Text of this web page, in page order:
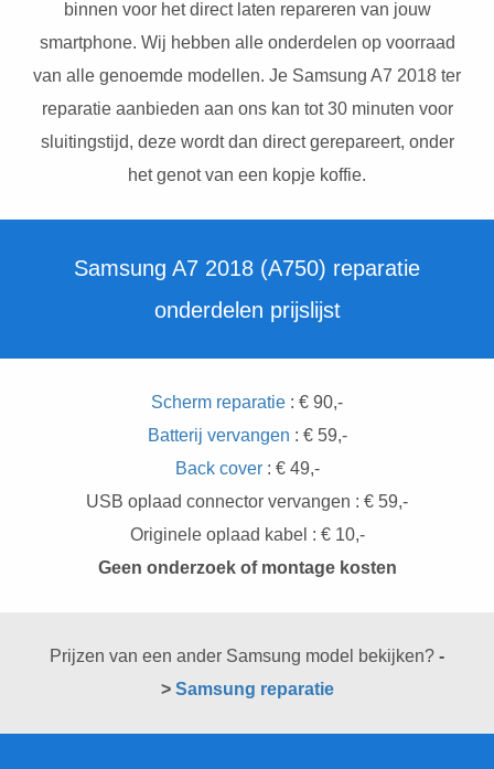
binnen voor het direct laten repareren van jouw
smartphone. Wij hebben alle onderdelen op voorraad
van alle genoemde modellen. Je Samsung A7 2018 ter
reparatie aanbieden aan ons kan tot 30 minuten voor
sluitingstijd, deze wordt dan direct gerepareert, onder
het genot van een kopje koffie.
Samsung A7 2018 (A750) reparatie
onderdelen prijslijst
Scherm reparatie : € 90,-
Batterij vervangen : € 59,-
Back cover: € 49,-
USB oplaad connector vervangen : € 59,-
Originele oplaad kabel : € 10,-
Geen onderzoek of montage kosten
Prijzen van een ander Samsung model bekijken? -
> Samsung reparatie